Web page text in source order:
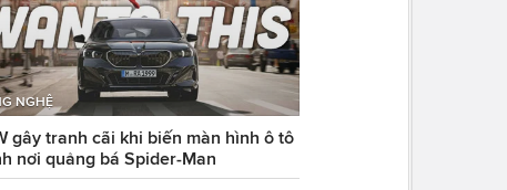
NGHỆ
gây tranh cãi khi biến màn hình ô tô
nơi quảng bá Spider-Man